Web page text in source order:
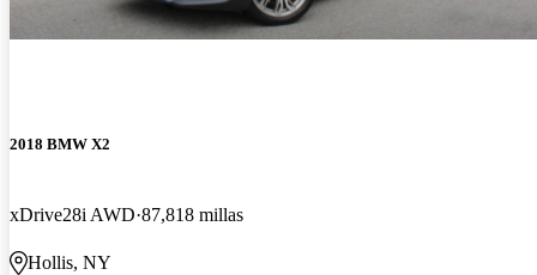
2018 BMW X2
xDrive28i AWD 87,818 millas
Hollis, NY